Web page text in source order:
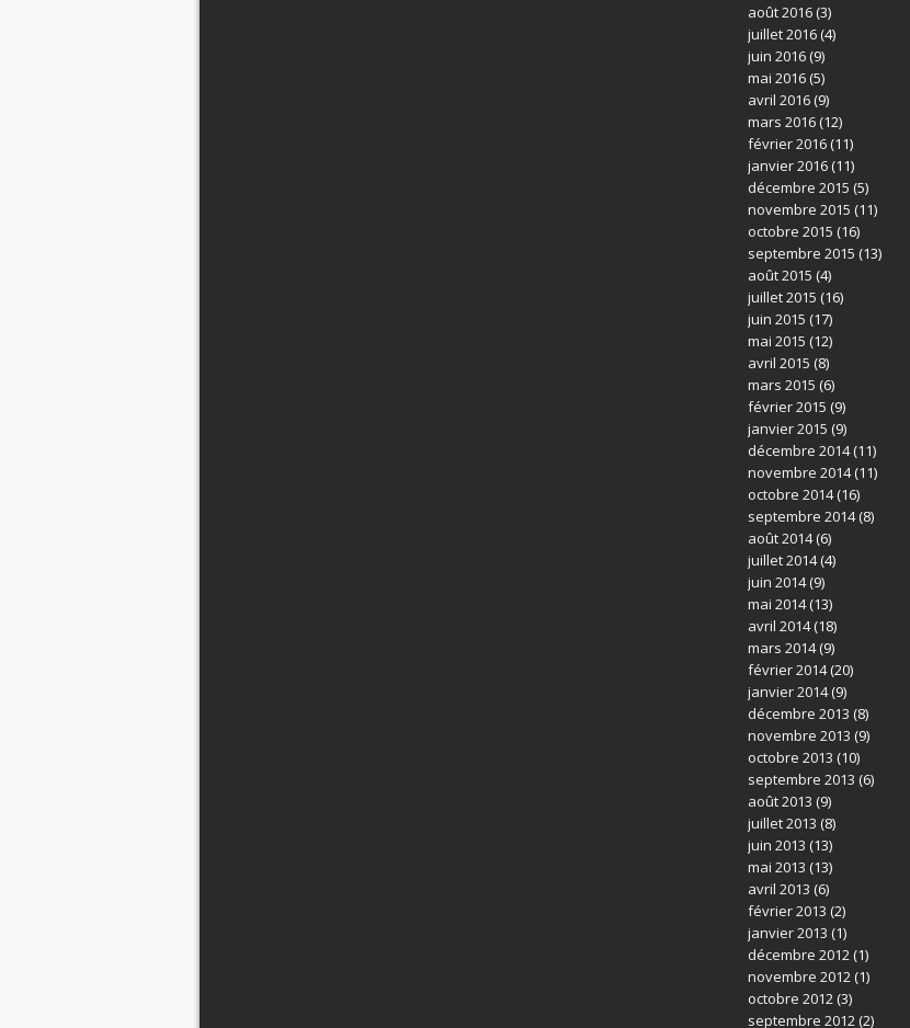
août 2016(3)
juillet 2016(4)
juin 2016(9)
mai 2016(5)
avril 2016(9)
mars 2016(12)
février 2016(11)
janvier 2016(11)
décembre 2015 (5)
novembre 2015 (11)
octobre 2015 (16)
septembre 2015 (13)
août 2015 (4)
juillet 2015 (16)
juin 2015 (17)
mai 2015 (12)
avril 2015 (8)
mars 2015 (6)
février 2015 (9)
janvier 2015 (9)
décembre 2014(11)
novembre 2014(11)
octobre 2014(16)
septembre 2014(8)
août 2014(6)
juillet 2014(4)
juin 2014(9)
mai 2014(13)
avril 2014(18)
mars 2014(9)
février 2014(20)
janvier 2014(9)
décembre 2013 (8)
novembre 2013 (9)
octobre 2013 (10)
septembre 2013 (6)
août 2013 (9)
juillet 2013 (8)
juin 2013 (13)
mai 2013 (13)
avril 2013 (6)
février 2013 (2)
janvier 2013 (1)
décembre 2012(1)
novembre 2012(1)
octobre 2012(3)
septembre 2012(2)